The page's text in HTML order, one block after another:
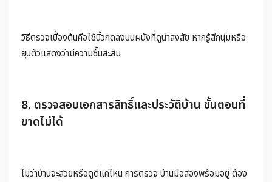
วิธีตรวจเบื้องต้นคือใช้นิ้วกดลงบนผนังที่ดูน่าสงสัย หากรู้สึกนุ่มหรือ
ยุบตัวแสดงว่ามีความชื้นสะสม
8. ตรวจสอบเอกสารสิทธิ์และประวัติบ้าน ขั้นตอนที่
ขาดไม่ได้
ไม่ว่าบ้านจะสวยหรือดูดีแค่ไหน การตรวจ บ้านมือสองพร้อมอยู่ ต้อง